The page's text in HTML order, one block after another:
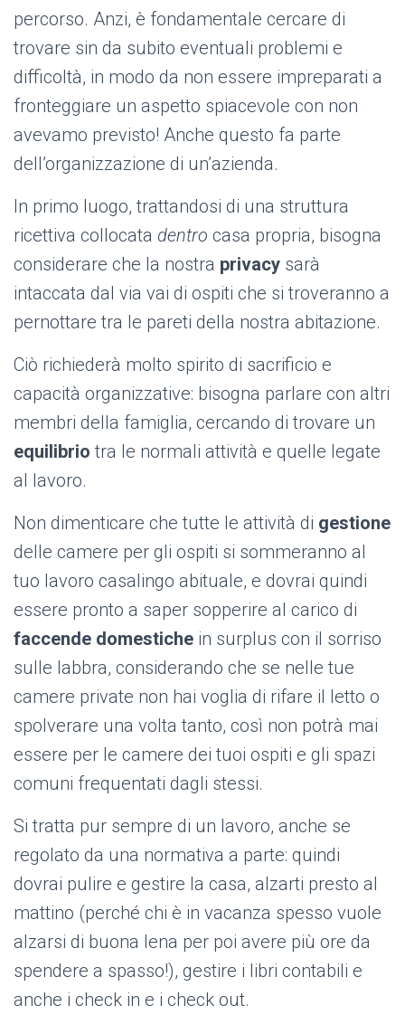
percorso. Anzi, è fondamentale cercare di
trovare sin da subito eventuali problemi e
difficoltà, in modo da non essere impreparati a
fronteggiare un aspetto spiacevole con non
avevamo previsto! Anche questo fa parte
dell’organizzazione di un’azienda.
In primo luogo, trattandosi di una struttura
ricettiva collocata dentro casa propria, bisogna
considerare che la nostra privacy sarà
intaccata dal via vai di ospiti che si troveranno a
pernottare tra le pareti della nostra abitazione.
Ciò richiederà molto spirito di sacrificio e
capacità organizzative: bisogna parlare con altri
membri della famiglia, cercando di trovare un
equilibrio tra le normali attività e quelle legate
al lavoro.
Non dimenticare che tutte le attività di gestione
delle camere per gli ospiti si sommeranno al
tuo lavoro casalingo abituale, e dovrai quindi
essere pronto a saper sopperire al carico di
faccende domestiche in surplus con il sorriso
sulle labbra, considerando che se nelle tue
camere private non hai voglia di rifare il letto o
spolverare una volta tanto, così non potrà mai
essere per le camere dei tuoi ospiti e gli spazi
comuni frequentati dagli stessi.
Si tratta pur sempre di un lavoro, anche se
regolato da una normativa a parte: quindi
dovrai pulire e gestire la casa, alzarti presto al
mattino (perché chi è in vacanza spesso vuole
alzarsi di buona lena per poi avere più ore da
spendere a spasso!), gestire i libri contabili e
anche i check in e i check out.